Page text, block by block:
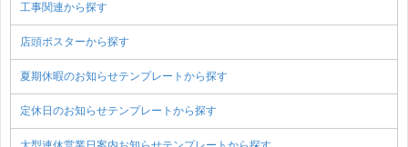
工事関連から探す
店頭ポスターから探す
夏期休暇のお知らせテンプレートから探す
定休日のお知らせテンプレートから探す